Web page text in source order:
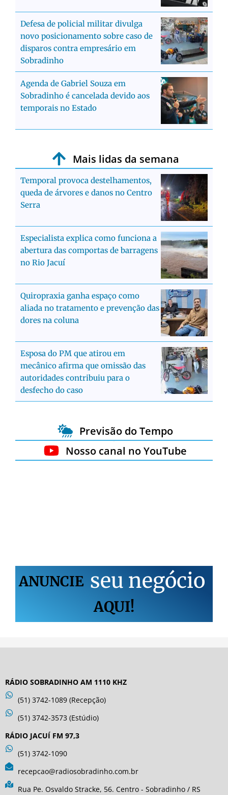
Defesa de policial militar divulga
novo posicionamento sobre caso de
disparos contra empresário em
Sobradinho
Agenda de Gabriel Souza em
Sobradinho é cancelada devido aos
temporais no Estado
Mais lidas da semana
Temporal provoca destelhamentos,
queda de árvores e danos no Centro
Serra
Especialista explica como funciona a
abertura das comportas de barragens
no Rio Jacuí
Quiropraxia ganha espaço como
aliada no tratamento e prevenção das
dores na coluna
Esposa do PM que atirou em
mecânico afirma que omissão das
autoridades contribuiu para o
desfecho do caso
Previsão do Tempo
Nosso canal no YouTube
ANUNCIE seu negócio
AQUI!
RÁDIO SOBRADINHO AM 1110 KHZ
(51) 3742-1089 (Recepção)
(51) 3742-3573 (Estúdio)
RÁDIO JACUÍ FM 97,3
(51) 3742-1090
recepcao@radiosobradinho.com.br
Rua Pe. Osvaldo Stracke, 56. Centro - Sobradinho / RS